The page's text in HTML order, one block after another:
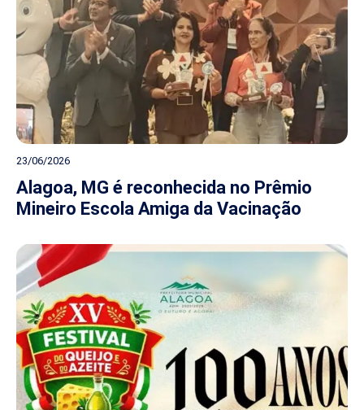
23/06/2026
Alagoa, MG é reconhecida no Prêmio
Mineiro Escola Amiga da Vacinação